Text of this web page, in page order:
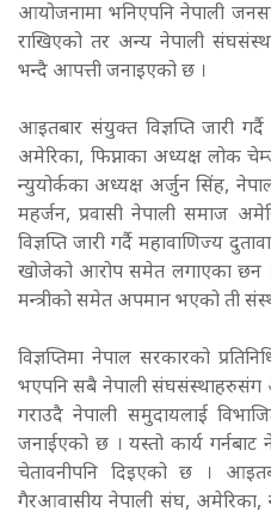
आयोजनामा भनिएपनि नेपाली
राखिएको तर अन्य नेपाली
भन्दै आपत्ती जनाइएको छ ।
आइतबार संयुक्त विज्ञप्ति जारी
अमेरिका, फिप्नाका अध्यक्ष लोक
न्युयोर्कका अध्यक्ष अर्जुन सिंह,
महर्जन, प्रवासी नेपाली समाज
विज्ञप्ति जारी गर्दै महावाणिज्य
खोजेको आरोप समेत लगाएका छन ।
मन्त्रीको समेत अपमान भएको ती
विज्ञप्तिमा नेपाल सरकारको
भएपनि सबै नेपाली संघसंस्थाहरुसंग
गराउदै नेपाली समुदायलाई
जनाईएको छ । यस्तो कार्य गर्नबाट
चेतावनीपनि दिइएको छ ।
गैरआवासीय नेपाली संघ, अमेरिका,